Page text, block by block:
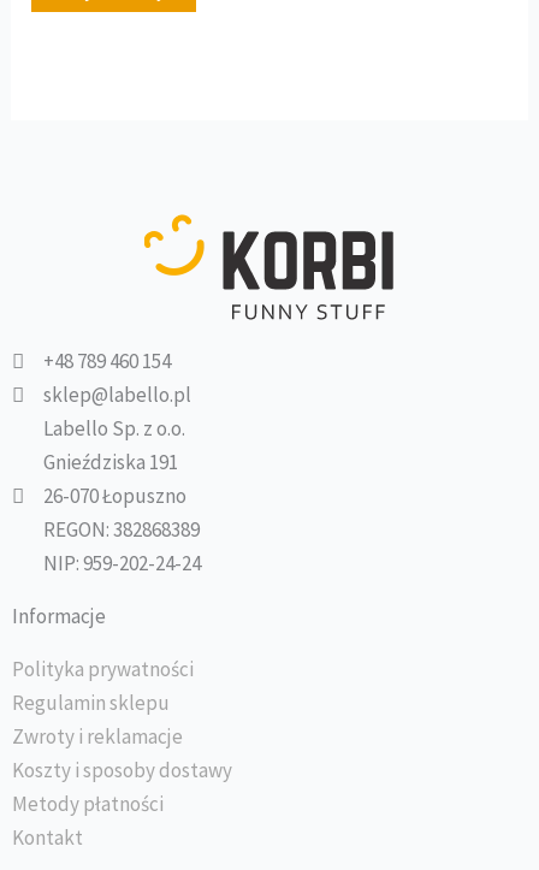
+48 789 460 154
sklep@labello.pl
Labello Sp. z o.o.
Gnieździska 191
26-070 Łopuszno
REGON: 382868389
NIP: 959-202-24-24
Informacje
Polityka prywatności
Regulamin sklepu
Zwroty i reklamacje
Koszty i sposoby dostawy
Metody płatności
Kontakt